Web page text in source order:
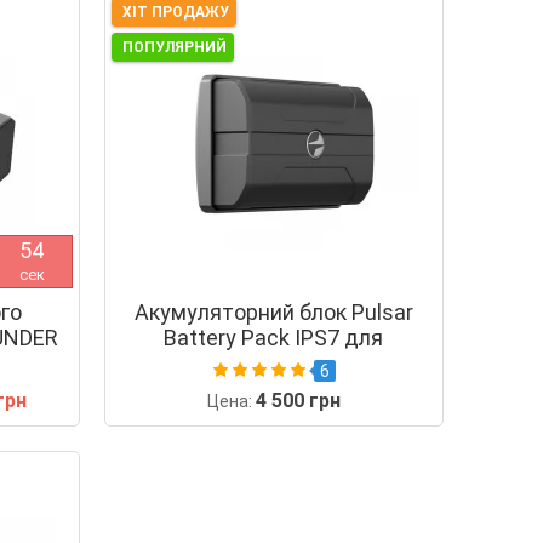
54
сек
ХІТ ПРОДАЖУ
ПОПУЛЯРНИЙ
Акумуляторний блок Pulsar
Battery Pack IPS7 для
Trail/Helion
6
Цена: 4 500 грн